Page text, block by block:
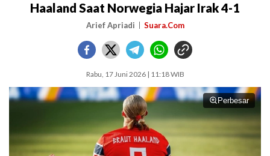
Haaland Saat Norwegia Hajar Irak 4-1
Arief Apriadi Suara.Com
Rabu, 17 Juni 2026 | 11:18 WIB
Perbesar